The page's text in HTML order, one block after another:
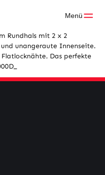
Menü
Rundhals mit 2 x 2
unangeraute Innenseite.
Das perfekte